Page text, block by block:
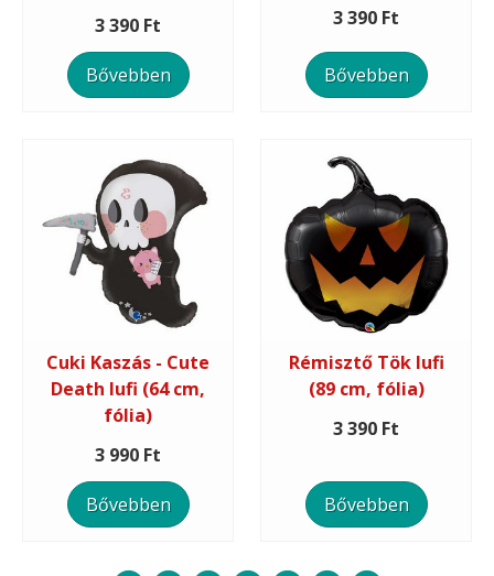
3 390 Ft
Bővebben
3 390 Ft
Bővebben
Cuki Kaszás - Cute
Death lufi (64 cm,
fólia)
3 990 Ft
Bővebben
Rémisztő Tök lufi
(89 cm, fólia)
3 390 Ft
Bővebben